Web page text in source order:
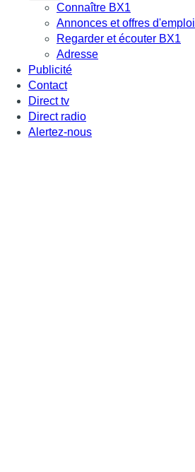
Connaître BX1
Annonces et offres d'emploi
Regarder et écouter BX1
Adresse
Publicité
Contact
Direct tv
Direct radio
Alertez-nous